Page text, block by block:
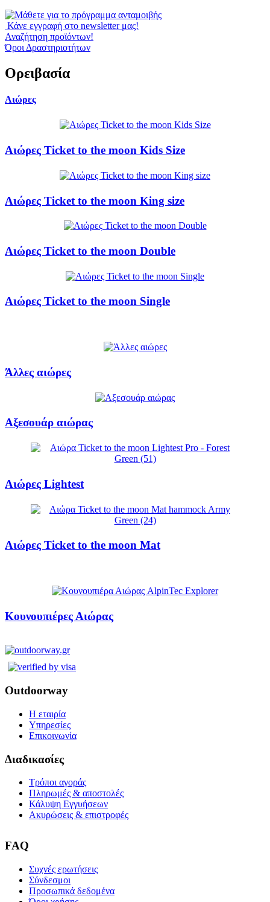
Κάνε εγγραφή στο newsletter μας!
Αναζήτηση προϊόντων!
Όροι Δραστηριοτήτων
Ορειβασία
Αιώρες
Αιώρες Ticket to the moon Kids Size
Αιώρες Ticket to the moon King size
Αιώρες Ticket to the moon Double
Αιώρες Ticket to the moon Single
Άλλες αιώρες
Αξεσουάρ αιώρας
Αιώρες Lightest
Αιώρες Ticket to the moon Mat
Κουνουπιέρες Αιώρας
Outdoorway
Η εταιρία
Υπηρεσίες
Επικοινωνία
Διαδικασίες
Τρόποι αγοράς
Πληρωμές & αποστολές
Κάλυψη Εγγυήσεων
Ακυρώσεις & επιστροφές
FAQ
Συχνές ερωτήσεις
Σύνδεσμοι
Προσωπικά δεδομένα